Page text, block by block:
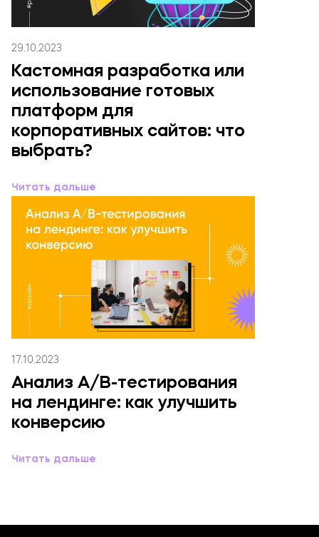
29.10.2023
Кастомная разработка или
использование готовых
платформ для
корпоративных сайтов: что
выбрать?
Читать дальше
17.10.2023
Анализ A/B-тестирования
на лендинге: как улучшить
конверсию
Читать дальше